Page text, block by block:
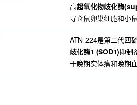
高超氧化物歧化酶
导仓鼠卵巢细胞和小
ATN-224是第二代四
歧化酶1 (SOD1)抑制
于晚期实体瘤和晚期